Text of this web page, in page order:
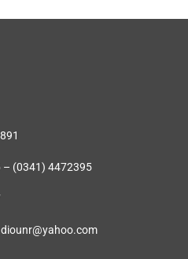
– (0341) 4472395